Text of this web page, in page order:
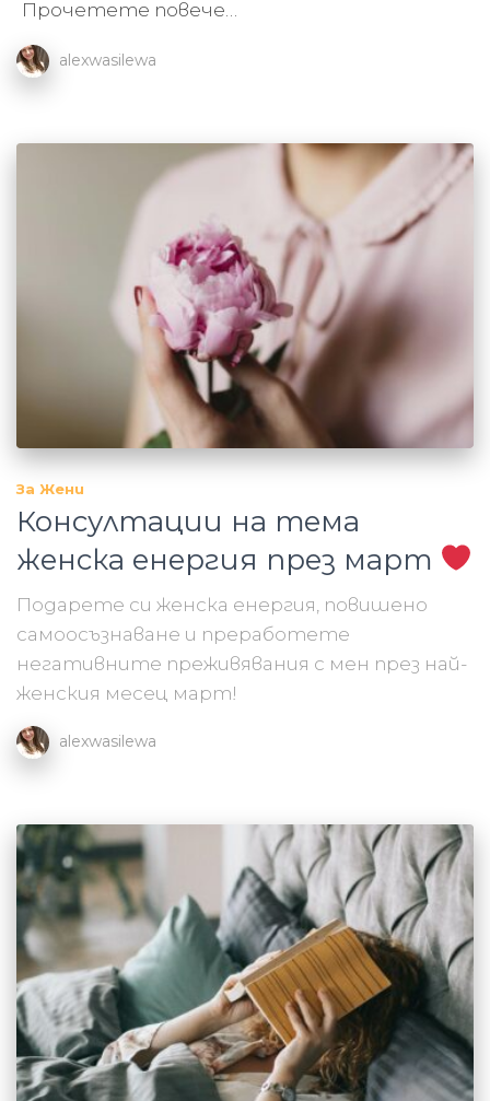
Прочетете повече…
alexwasilewa
За Жени
Консултации на тема
женска енергия през март
Подарете си женска енергия, повишено
самоосъзнаване и преработете
негативните преживявания с мен през най-
женския месец март!
alexwasilewa